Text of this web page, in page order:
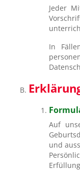
Jeder
In
Auf
und